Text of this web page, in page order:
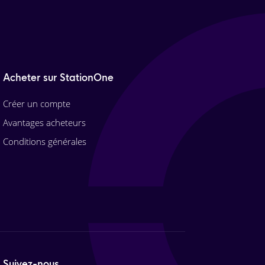
Acheter sur StationOne
Créer un compte
Avantages acheteurs
Conditions générales